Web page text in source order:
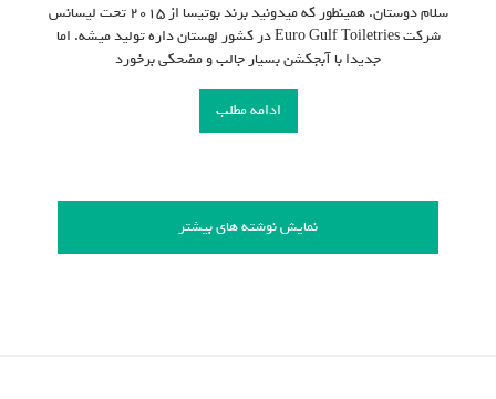
سلام دوستان. همینطور که میدونید برند بوتیسا از ۲۰۱۵ تحت لیسانس
شرکت Euro Gulf Toiletries در کشور لهستان داره تولید میشه. اما
جدیدا با آبجکشن بسیار جالب و مضحکی برخورد
ادامه مطلب
نمایش نوشته های بیشتر